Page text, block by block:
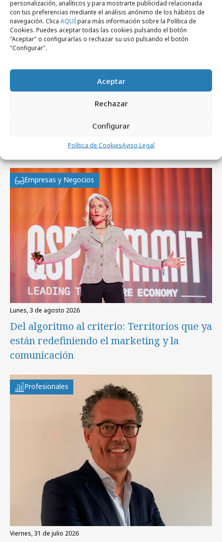
personalización, analíticos y para mostrarte publicidad relacionada
con tus preferencias mediante el análisis anónimo de los hábitos de
navegación. Clica AQUÍpara más información sobre la Política de
Cookies. Puedes aceptar todas las cookies pulsando el botón
"Aceptar" o configurarlas o rechazar su uso pulsando el botón
"Configurar".
Aceptar
Rechazar
Configurar
Política de CookiesAviso Legal
miércoles, 18 de febrero 2026
acercarse a los jóvenes
Artículos recientes
Empresas y Negocios
lunes, 3 de agosto 2026
Del algoritmo al criterio: Territorios que ya
están redefiniendo el marketing y la
comunicación
Profesionales
viernes, 31 de julio 2026